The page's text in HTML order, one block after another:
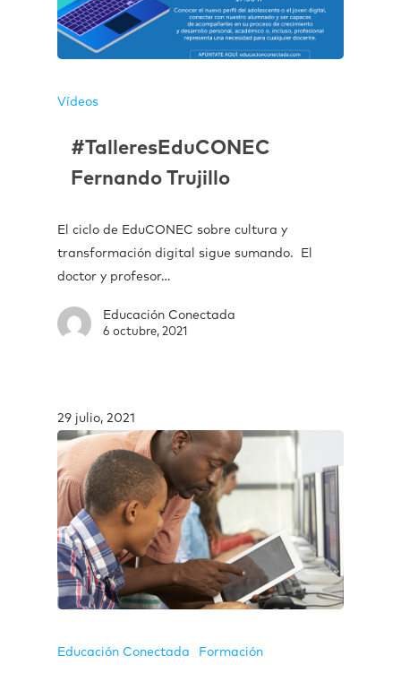
Vídeos
#TalleresEduCONEC
Fernando Trujillo
El ciclo de EduCONEC sobre cultura y
transformación digital sigue sumando. El
doctor y profesor…
Educación Conectada
6 octubre, 2021
29 julio, 2021
Educación Conectada Formación